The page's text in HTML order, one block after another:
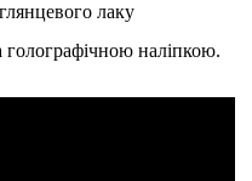
лаку
голографічною наліпкою.